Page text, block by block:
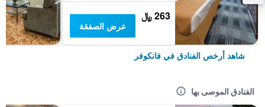
263 ﷼
عرض الصفقة
شاهد أرخص الفنادق في فانكوفر
الفنادق الموصى بها